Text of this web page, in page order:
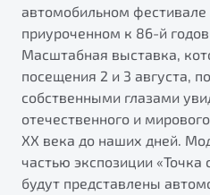
Элегантный и практичный
от 1 699 990 ₽*
Обзор В наличии
Узнайте о специальных
Подробно
автомобильном
приуроченном к 86-й
Масштабная выставка,
посещения 2 и 3 августа,
собственными глазами
отечественного и
ХХ века до наших дней.
частью экспозиции «Точка
будут представлены